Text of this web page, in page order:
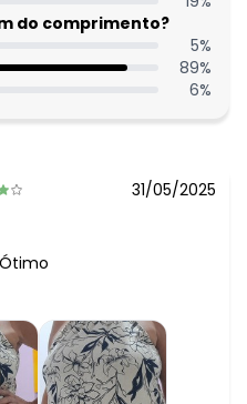
do comprimento?
5%
89%
6%
31/05/2025
Ótimo